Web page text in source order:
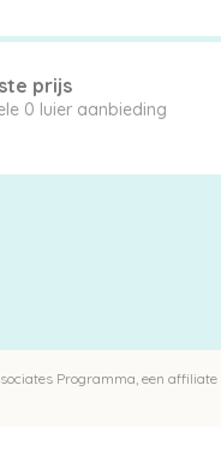
prijs
Mis geen enkele 0 luier aanbieding
Programma, een